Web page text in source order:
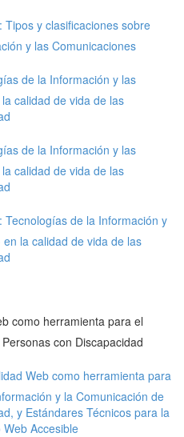
Tipos y clasificaciones sobre
y las Comunicaciones
de la Información y las
calidad de vida de las
de la Información y las
calidad de vida de las
Tecnologías de la Información y
la calidad de vida de las
como herramienta para el
con Discapacidad
Web como herramienta para
y la Comunicación de
y Estándares Técnicos para la
Accesible